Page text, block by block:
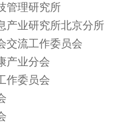
管理研究所
产业研究所北京分所
交流工作委员会
产业分会
作委员会